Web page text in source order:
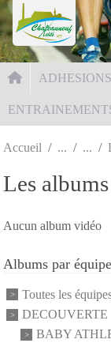
ADHESIONS
Accueil
Les
Aucun album vidéo
Albums par
Toutes les
DECOUVERTE
BABY
Panneau de gestion